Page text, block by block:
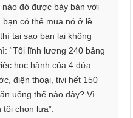
đó được bày bán với
có thể mua nó ở lề
tại sao bạn lại không
“Tôi lĩnh lương 240 bảng
học hành của 4 đứa
điện thoại, tivi hết 150
uống thế nào đây? Vì
chọn lựa”.